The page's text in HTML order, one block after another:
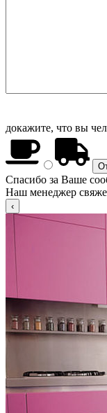
докажите, что вы
Спасибо за Ваше
Наш менеджер